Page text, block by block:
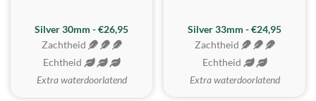
Silver 30mm - €26,95
Zachtheid
Echtheid
Extra waterdoorlatend
Silver 33mm - €24,95
Zachtheid
Echtheid
Extra waterdoorlatend